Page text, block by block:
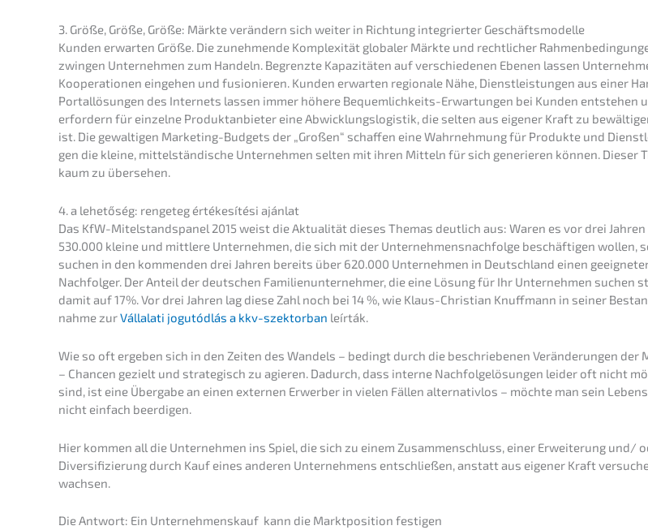
3. Größe, Größe, Größe: Märkte verän­dern sich weiter in Richtung integrier­ter Geschäftsmodelle
Kunden erwar­ten Größe. Die zuneh­men­de Komple­xi­tät globa­ler Märkte und recht­li­cher
zwingen Unter­neh­men zum Handeln. Begrenz­te Kapazi­tä­ten auf verschie­de­nen Ebenen lassen
Koope­ra­tio­nen einge­hen und fusio­nie­ren. Kunden erwar­ten regio­na­le Nähe, Dienst­leis­tun­gen aus einer
Portal­lö­sun­gen des Inter­nets lassen immer höhere Bequem­lich­keits-Erwar­tun­gen bei Kunden entste­hen
erfor­dern für einzel­ne Produkt­an­bie­ter eine Abwick­lungs­lo­gis­tik, die selten aus eigener Kraft zu
ist. Die gewal­ti­gen Marke­ting-Budgets der „Großen“ schaf­fen eine Wahrneh­mung für Produk­te und
gen die kleine, mittel­stän­di­sche Unter­neh­men selten mit ihren Mitteln für sich generie­ren können. Dieser
kaum zu übersehen.
4. a lehető­ség: renge­teg értéke­sí­té­si ajánlat
Das KfW-Mitel­stand­spa­nel 2015 weist die Aktua­li­tät dieses Themas deutlich aus: Waren es vor drei Jahren
530.000 kleine und mittle­re Unter­neh­men, die sich mit der Unternehmens­nachfolge beschäf­ti­gen wollen,
suchen in den kommen­den drei Jahren bereits über 620.000 Unter­neh­men in Deutsch­land einen
Nachfol­ger. Der Anteil der deutschen Famili­en­un­ter­neh­mer, die eine Lösung für Ihr Unter­neh­men suchen
damit auf 17%. Vor drei Jahren lag diese Zahl noch bei 14 %, wie Klaus-Chris­ti­an Knuff­mann in seiner
nah­me zurVállala­ti jogutód­lás a kkv-szektor­ban leírták.
Wie so oft ergeben sich in den Zeiten des Wandels – bedingt durch die beschrie­be­nen Verän­de­run­gen der
– Chancen gezielt und strate­gisch zu agieren. Dadurch, dass inter­ne Nachfol­ge­lö­sun­gen leider oft nicht
sind, ist eine Überga­be an einen exter­nen Erwer­ber in vielen Fällen alter­na­tiv­los – möchte man sein
nicht einfach beerdigen.
Hier kommen all die Unter­neh­men ins Spiel, die sich zu einem Zusam­men­schluss, einer Erwei­te­rung und/
Diver­si­fi­zie­rung durch Kauf eines anderen Unter­neh­mens entschlie­ßen, anstatt aus eigener Kraft
wachsen.
Die Antwort: Ein Unter­nehmens­kauf kann die Markt­po­si­ti­on festigen